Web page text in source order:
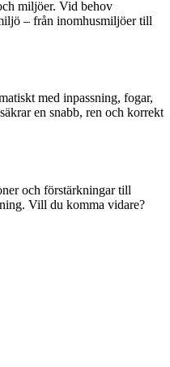
miljöer. Vid behov
– från inomhusmiljöer till
med inpassning, fogar,
en snabb, ren och korrekt
och förstärkningar till
Vill du komma vidare?